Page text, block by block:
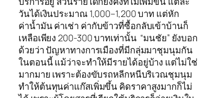
วันได้เงินประมาณ 1,000–1,200 บาท แต่หัก
ค่าน้ำมัน ค่าเช่า ค่ากับข้าวที่ซื้อกลับเข้าบ้านก็
เหลือเพียง 200-300 บาทเท่านั้น “มนชัย” ยังบอก
ด้วยว่า ปัญหาทางการเมืองที่มีกลุ่มมาชุมนุมกัน
ในตอนนี้ แม้ว่าจะทำให้มีรายได้อยู่บ้าง แต่ไม่ใช่
มากมาย เพราะต้องขับรถหลีกหนีบริเวณชุมนุม
ทำให้ต้นทุนค่าแก๊สเพิ่มขึ้น คิดราคาสูงมากก็ไม่